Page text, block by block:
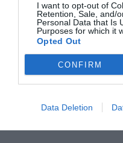
I want to opt-out of
Retention, Sale, and/
Personal Data that Is
Purposes for which it
Opted Out
CONFIRM
Data Deletion